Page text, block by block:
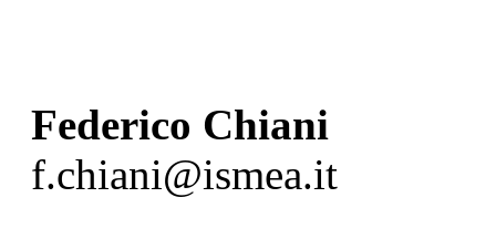
Federico Chiani
f.chiani@ismea.it